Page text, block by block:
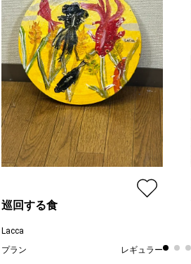
巡回する食
Lacca
プラン
レギュラー